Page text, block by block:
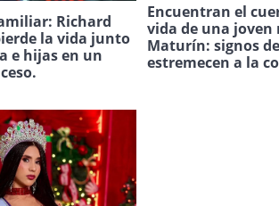
Richard
la vida junto
e hijas en un
Encuentran el
vida de una joven
Maturín: signos
estremecen a la